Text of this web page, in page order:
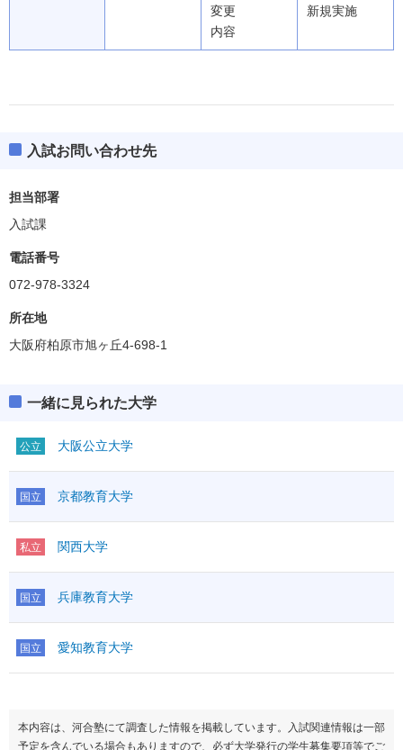
変更
内容
新規実施
入試お問い合わせ先
担当部署
入試課
電話番号
072-978-3324
所在地
大阪府柏原市旭ヶ丘4-698-1
一緒に見られた大学
公立 大阪公立大学
国立 京都教育大学
私立 関西大学
国立 兵庫教育大学
国立 愛知教育大学
本内容は、河合塾にて調査した情報を掲載しています。入試関連情報は一部
予定を含んでいる場合もありますので、必ず大学発行の学生募集要項等でご